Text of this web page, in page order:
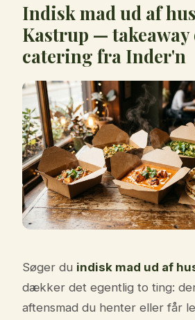
Indisk mad ud af
Kastrup — takeaway
catering fra Inder'n
Søger du indisk mad ud af
dækker det egentlig to ting:
aftensmad du henter eller får